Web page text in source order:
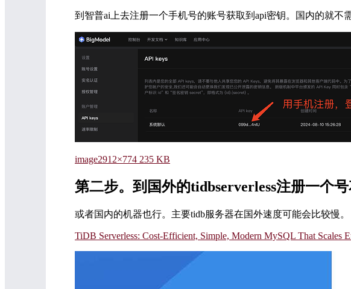
到智普ai上去注册一个手机号的账号获取到api密钥。国内的就不
image2912×774 235 KB
第二步。到国外的tidbserverless注册一个
或者国内的机器也行。主要tidb服务器在国外速度可能会比较慢。
TiDB Serverless: Cost-Efficient, Simple, Modern MySQL That Scales